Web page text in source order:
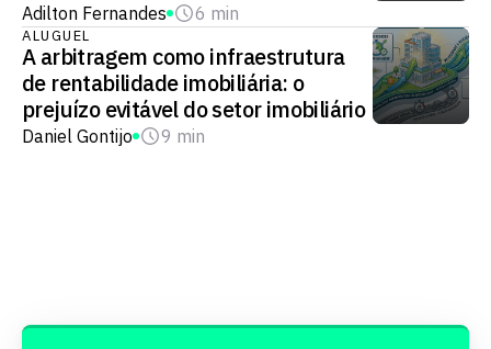
Adilton Fernandes 6 min
ALUGUEL
A arbitragem como infraestrutura
de rentabilidade imobiliária: o
prejuízo evitável do setor imobiliário
Daniel Gontijo 9 min